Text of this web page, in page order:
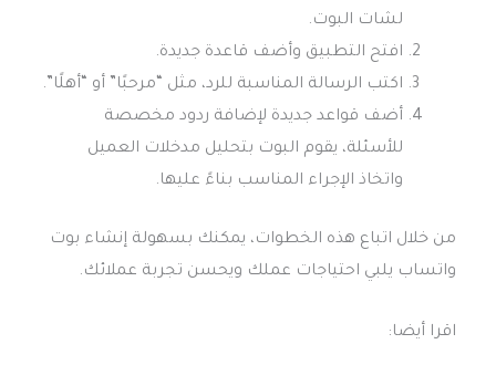
لشات البوت.
افتح التطبيق وأضف قاعدة جديدة.
اكتب الرسالة المناسبة للرد، مثل “مرحبًا” أو “أهلًا”.
أضف قواعد جديدة لإضافة ردود مخصصة
للأسئلة، يقوم البوت بتحليل مدخلات العميل
واتخاذ الإجراء المناسب بناءً عليها.
من خلال اتباع هذه الخطوات، يمكنك بسهولة إنشاء بوت
واتساب يلبي احتياجات عملك ويحسن تجربة عملائك.
اقرا أيضا: